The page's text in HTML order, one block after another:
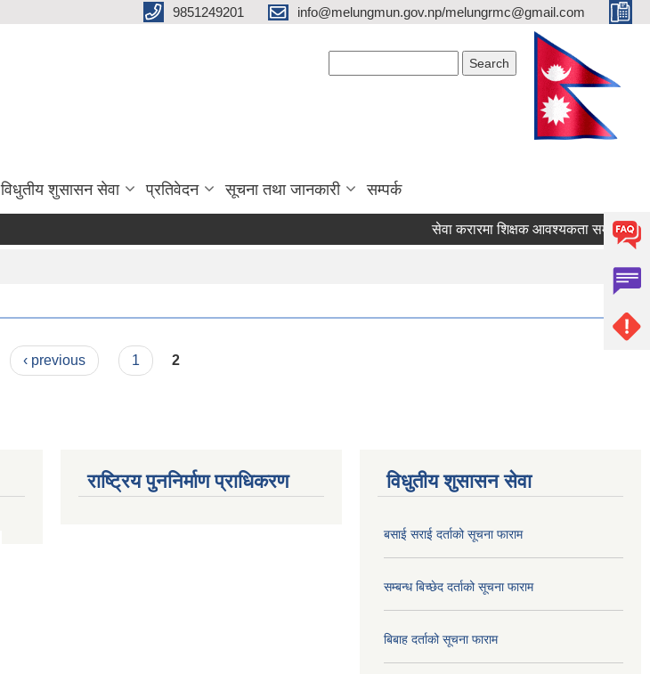
9851249201 info@melungmun.gov.np/melungrmc@gmail.com
विधुतीय शुसासन सेवा प्रतिवेदन सूचना तथा जानकारी सम्पर्क
सेवा करारमा शिक्षक आवश्‍यकता सम्बन्धी सूचना !
‹ previous 1 2
राष्ट्रिय पुननिर्माण प्राधिकरण विधुतीय शुसासन सेवा
बसाई सराई दर्ताको सूचना फाराम
सम्बन्ध बिच्छेद दर्ताको सूचना फाराम
बिबाह दर्ताको सूचना फाराम